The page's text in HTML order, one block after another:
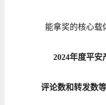
能拿奖的核心载
2024年度平安
评论数和转发数